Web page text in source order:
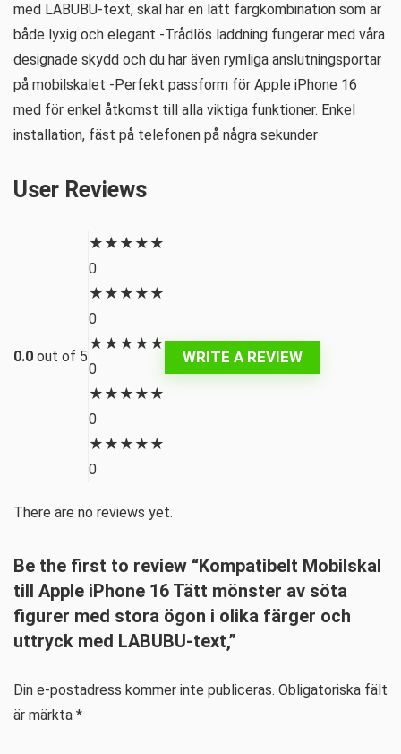
med LABUBU-text, skal har en lätt färgkombination som är
både lyxig och elegant -Trådlös laddning fungerar med våra
designade skydd och du har även rymliga anslutningsportar
på mobilskalet -Perfekt passform för Apple iPhone 16
med för enkel åtkomst till alla viktiga funktioner. Enkel
installation, fäst på telefonen på några sekunder
User Reviews
0.0 out of 5
★ ★ ★ ★ ★
0
★ ★ ★ ★ ★
0
★ ★ ★ ★ ★
0
★ ★ ★ ★ ★
0
★ ★ ★ ★ ★
0
WRITE A REVIEW
There are no reviews yet.
Be the first to review “Kompatibelt Mobilskal
till Apple iPhone 16 Tätt mönster av söta
figurer med stora ögon i olika färger och
uttryck med LABUBU-text,”
Din e-postadress kommer inte publiceras. Obligatoriska fält
är märkta *